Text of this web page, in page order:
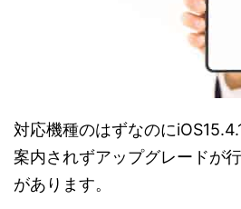
対応機種のはずなのに
案内されずアップグレードが
があります。